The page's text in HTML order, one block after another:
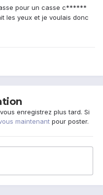
pour un casse c******
les yeux et je voulais donc
enregistrez plus tard. Si
maintenant pour poster.